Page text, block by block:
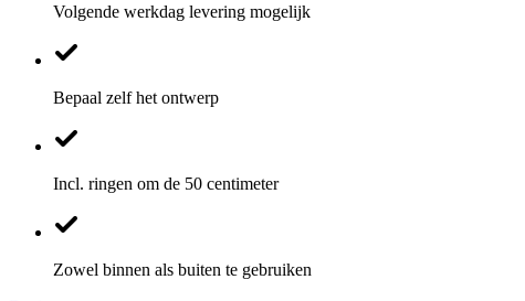
Volgende werkdag levering mogelijk
Bepaal zelf het ontwerp
Incl. ringen om de 50 centimeter
Zowel binnen als buiten te gebruiken